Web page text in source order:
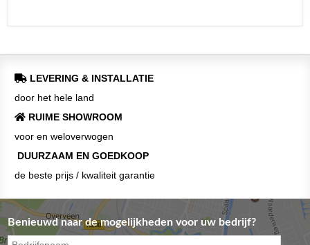
LEVERING & INSTALLATIE
door het hele land
RUIME SHOWROOM
voor en weloverwogen
DUURZAAM EN GOEDKOOP
de beste prijs / kwaliteit garantie
Benieuwd naar de mogelijkheden voor uw bedrijf?